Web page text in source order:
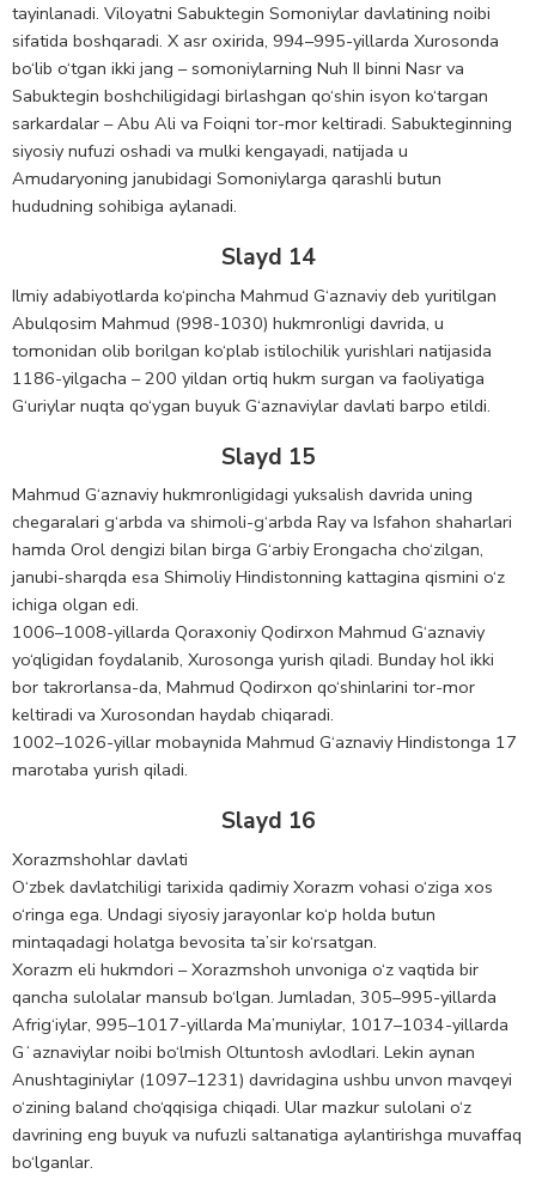
tayinlanadi. Viloyatni Sabuktegin Somoniylar davlatining noibi
sifatida boshqaradi. X asr oxirida, 994–995-yillarda Xurosonda
bo‘lib o‘tgan ikki jang – somoniylarning Nuh II binni Nasr va
Sabuktegin boshchiligidagi birlashgan qo‘shin isyon ko‘targan
sarkardalar – Abu Ali va Foiqni tor-mor keltiradi. Sabukteginning
siyosiy nufuzi oshadi va mulki kengayadi, natijada u
Amudaryoning janubidagi Somoniylarga qarashli butun
hududning sohibiga aylanadi.
Slayd 14
Ilmiy adabiyotlarda ko‘pincha Mahmud G‘aznaviy deb yuritilgan
Abulqosim Mahmud (998-1030) hukmronligi davrida, u
tomonidan olib borilgan ko‘plab istilochilik yurishlari natijasida
1186-yilgacha – 200 yildan ortiq hukm surgan va faoliyatiga
G‘uriylar nuqta qo‘ygan buyuk G‘aznaviylar davlati barpo etildi.
Slayd 15
Mahmud G‘aznaviy hukmronligidagi yuksalish davrida uning
chegaralari g‘arbda va shimoli-g‘arbda Ray va Isfahon shaharlari
hamda Orol dengizi bilan birga G‘arbiy Erongacha cho‘zilgan,
janubi-sharqda esa Shimoliy Hindistonning kattagina qismini o‘z
ichiga olgan edi.
1006–1008-yillarda Qoraxoniy Qodirxon Mahmud G‘aznaviy
yo‘qligidan foydalanib, Xurosonga yurish qiladi. Bunday hol ikki
bor takrorlansa-da, Mahmud Qodirxon qo‘shinlarini tor-mor
keltiradi va Xurosondan haydab chiqaradi.
1002–1026-yillar mobaynida Mahmud G‘aznaviy Hindistonga 17
marotaba yurish qiladi.
Slayd 16
Xorazmshohlar davlati
O‘zbek davlatchiligi tarixida qadimiy Xorazm vohasi o‘ziga xos
o‘ringa ega. Undagi siyosiy jarayonlar ko‘p holda butun
mintaqadagi holatga bevosita ta’sir ko‘rsatgan.
Xorazm eli hukmdori – Xorazmshoh unvoniga o‘z vaqtida bir
qancha sulolalar mansub bo‘lgan. Jumladan, 305–995-yillarda
Afrig‘iylar, 995–1017-yillarda Ma’muniylar, 1017–1034-yillarda
Gʻaznaviylar noibi bo‘lmish Oltuntosh avlodlari. Lekin aynan
Anushtaginiylar (1097–1231) davridagina ushbu unvon mavqeyi
o‘zining baland cho‘qqisiga chiqadi. Ular mazkur sulolani o‘z
davrining eng buyuk va nufuzli saltanatiga aylantirishga muvaffaq
bo‘lganlar.